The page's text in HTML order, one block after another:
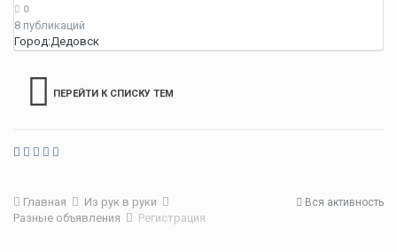
0
8 публикаций
Город:Дедовск
ПЕРЕЙТИ К СПИСКУ ТЕМ
Вся активность
Главная
Из рук в руки
Разные объявления
Регистрация